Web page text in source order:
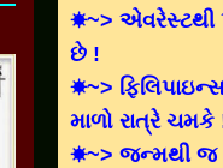
☀~> એવરેસ્ટથી
છે !
☀~>
માળો રાત્રે ચમકે
☀~> જન્મથી જ